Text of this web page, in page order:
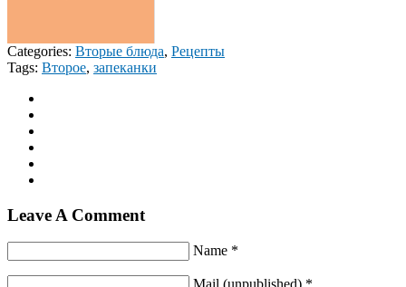
Categories: Вторые блюда, Рецепты
Tags: Второе, запеканки
Leave A Comment
Name *